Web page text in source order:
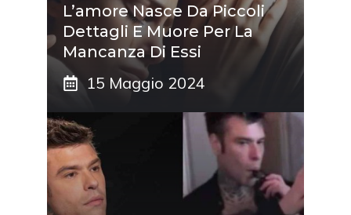
L’amore Nasce Da Piccoli
Dettagli E Muore Per La
Mancanza Di Essi
15 Maggio 2024